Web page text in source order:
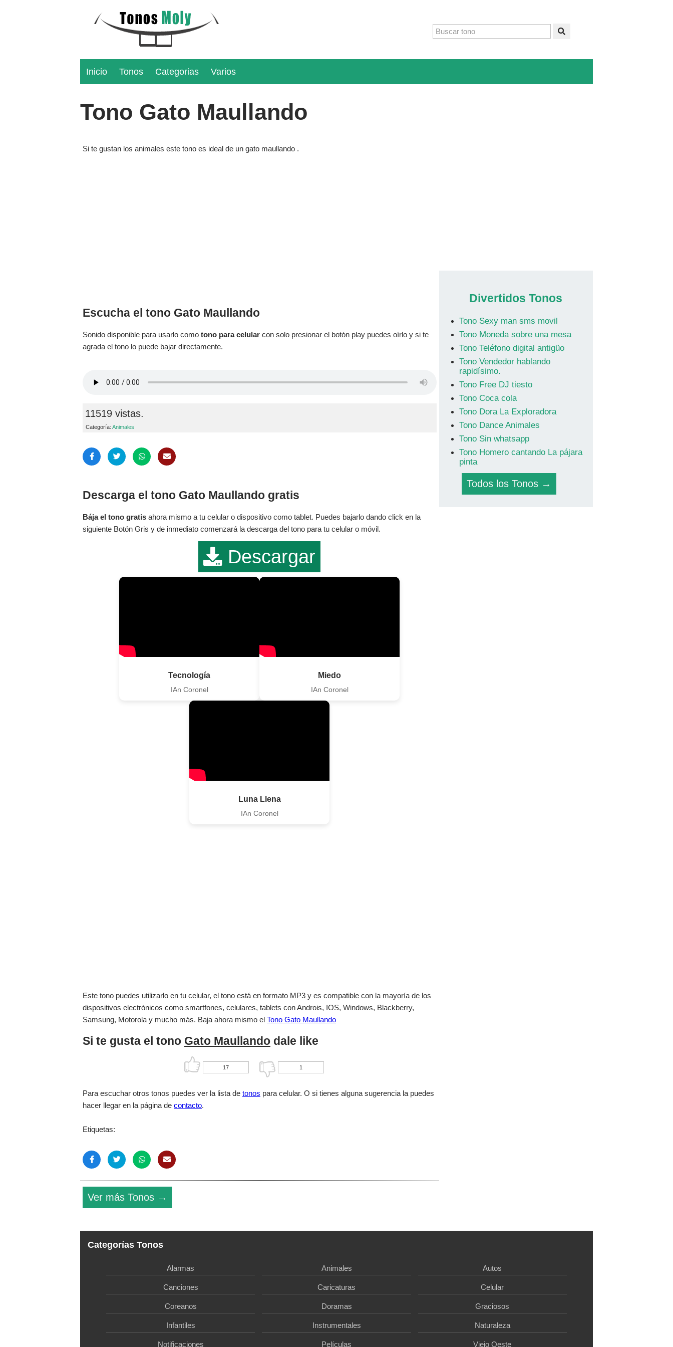
Inicio Tonos Categorias Varios
Tono Gato Maullando
Si te gustan los animales este tono es ideal de un gato maullando .
Escucha el tono Gato Maullando
Sonido disponible para usarlo como tono para celular con solo presionar el botón play puedes oírlo y si te
agrada el tono lo puede bajar directamente.
11519 vistas.
Categoría: Animales
Descarga el tono Gato Maullando gratis
Bája el tono gratis ahora mismo a tu celular o dispositivo como tablet. Puedes bajarlo dando click en la
siguiente Botón Gris y de inmediato comenzará la descarga del tono para tu celular o móvil.
Descargar
Tecnología
IAn Coronel
Miedo
IAn Coronel
Luna Llena
IAn Coronel
Este tono puedes utilizarlo en tu celular, el tono está en formato MP3 y es compatible con la mayoría de los
dispositivos electrónicos como smartfones, celulares, tablets con Androis, IOS, Windows, Blackberry,
Samsung, Motorola y mucho más. Baja ahora mismo el Tono Gato Maullando
Si te gusta el tono Gato Maullando dale like
17 1
Para escuchar otros tonos puedes ver la lista de tonos para celular. O si tienes alguna sugerencia la puedes
hacer llegar en la página de contacto.
Etiquetas:
Ver más Tonos →
Divertidos Tonos
Tono Sexy man sms movil
Tono Moneda sobre una mesa
Tono Teléfono digital antigüo
Tono Vendedor hablando
rapidísimo.
Tono Free DJ tiesto
Tono Coca cola
Tono Dora La Exploradora
Tono Dance Animales
Tono Sin whatsapp
Tono Homero cantando La pájara
pinta
Todos los Tonos →
Categorías Tonos
Alarmas Animales Autos
Canciones Caricaturas Celular
Coreanos Doramas Graciosos
Infantiles Instrumentales Naturaleza
Notificaciones Películas Viejo Oeste